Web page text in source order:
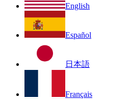
English
Español
日本語
Français